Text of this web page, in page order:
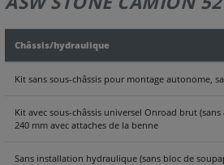
Châssis/hydraulique
Kit sans sous-châssis pour montage autonome,
Kit avec sous-châssis universel Onroad brut
240 mm avec attaches de la benne
Sans installation hydraulique (sans bloc de